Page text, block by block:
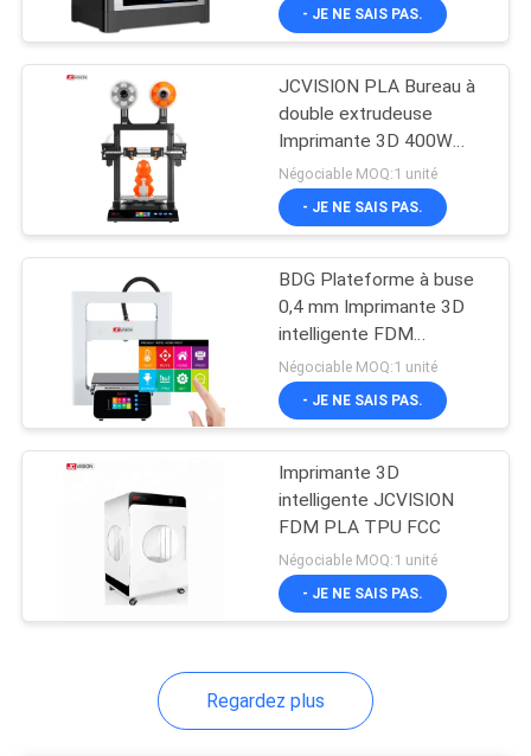
CONTACTER
ACTUALITÉS
AFFAIRES
DEMANDEZ
UN DEVIS
PLAN
DU
POLITIQUE
DE
Tableau blanc
interactif intelligent
Écran plat interactif
49
Scanner de
documents
portables
- JE NE SAIS PAS.
JCVISION PLA Bureau à
double extrudeuse
Imprimante 3D 400W
Deux buses
Négociable MOQ:1 unité
- JE NE SAIS PAS.
BDG Plateforme à buse
0,4 mm Imprimante 3D
intelligente FDM
JCVISION
Négociable MOQ:1 unité
- JE NE SAIS PAS.
Imprimante 3D
intelligente JCVISION
FDM PLA TPU FCC
Négociable MOQ:1 unité
- JE NE SAIS PAS.
Regardez plus